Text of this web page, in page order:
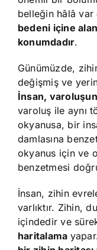
belleğin hâlâ var
bedeni içine
konumdadır.
Günümüzde,
değişmiş ve
İnsan,
varoluş ile aynı
okyanusa, bir
damlasına
okyanus için ve
benzetmesi
İnsan, zihin
varlıktır. Zihin,
içindedir ve
haritalama